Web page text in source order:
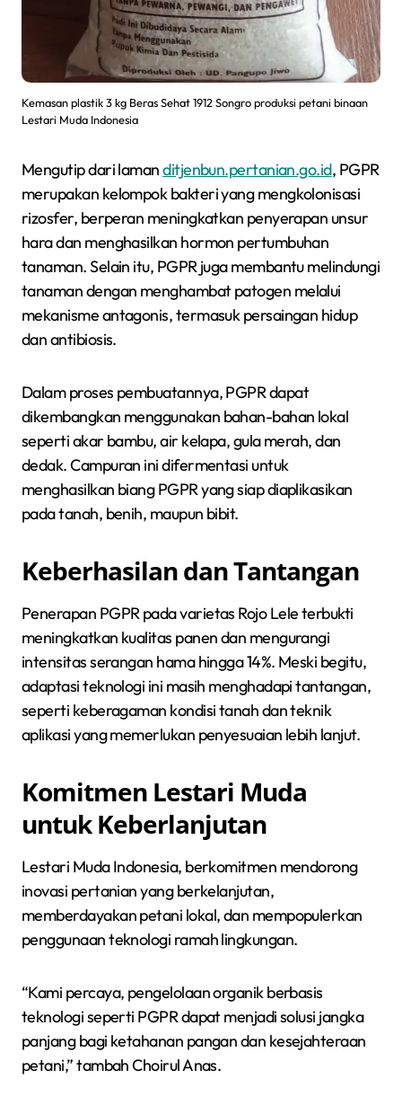
Kemasan plastik 3 kg Beras Sehat 1912 Songro produksi petani binaan
Lestari Muda Indonesia
Mengutip dari lamanditjenbun.pertanian.go.id, PGPR
merupakan kelompok bakteri yang mengkolonisasi
rizosfer, berperan meningkatkan penyerapan unsur
hara dan menghasilkan hormon pertumbuhan
tanaman. Selain itu, PGPR juga membantu melindungi
tanaman dengan menghambat patogen melalui
mekanisme antagonis, termasuk persaingan hidup
dan antibiosis.
Dalam proses pembuatannya, PGPR dapat
dikembangkan menggunakan bahan-bahan lokal
seperti akar bambu, air kelapa, gula merah, dan
dedak. Campuran ini difermentasi untuk
menghasilkan biang PGPR yang siap diaplikasikan
pada tanah, benih, maupun bibit.
Keberhasilan dan Tantangan
Penerapan PGPR pada varietas Rojo Lele terbukti
meningkatkan kualitas panen dan mengurangi
intensitas serangan hama hingga 14%. Meski begitu,
adaptasi teknologi ini masih menghadapi tantangan,
seperti keberagaman kondisi tanah dan teknik
aplikasi yang memerlukan penyesuaian lebih lanjut.
Komitmen Lestari Muda
untuk Keberlanjutan
Lestari Muda Indonesia, berkomitmen mendorong
inovasi pertanian yang berkelanjutan,
memberdayakan petani lokal, dan mempopulerkan
penggunaan teknologi ramah lingkungan.
“Kami percaya, pengelolaan organik berbasis
teknologi seperti PGPR dapat menjadi solusi jangka
panjang bagi ketahanan pangan dan kesejahteraan
petani,” tambah Choirul Anas.